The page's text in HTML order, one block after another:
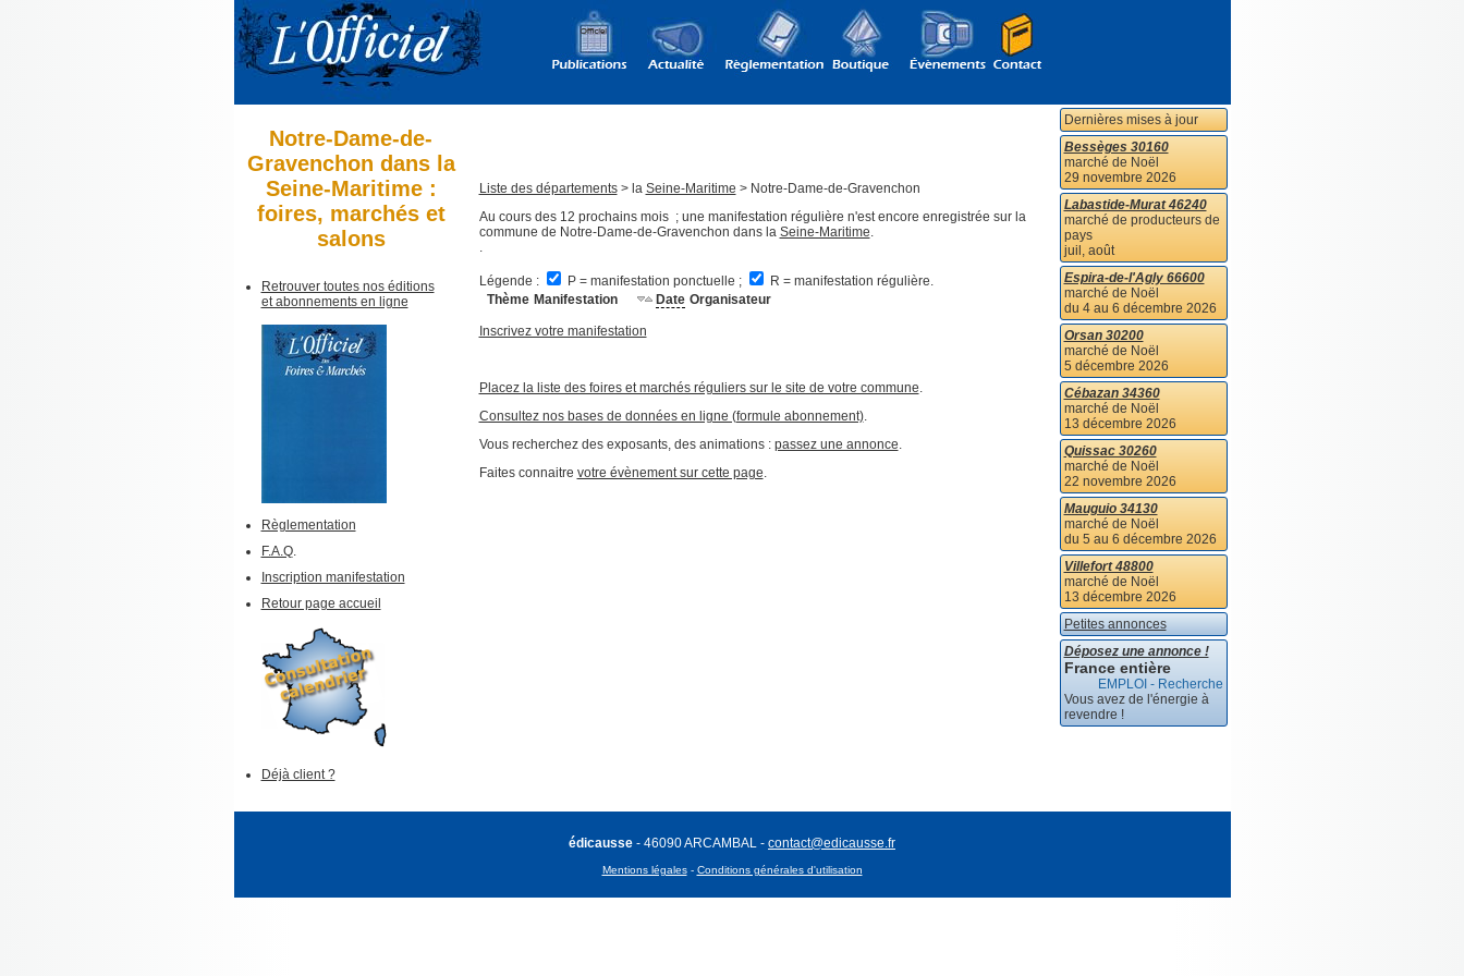
Notre-Dame-de-
Gravenchon dans la
Seine-Maritime :
foires, marchés et
salons
Retrouver toutes nos éditions
et abonnements en ligne
Règlementation
F.A.Q.
Inscription manifestation
Retour page accueil
Déjà client ?
Liste des départements> la Seine-Maritime > Notre-Dame-de-Gravenchon
Au cours des 12 prochains mois ; une manifestation régulière n'est encore enregistrée sur la
commune de Notre-Dame-de-Gravenchon dans la Seine-Maritime.
.
Légende : P = manifestation ponctuelle ;
R = manifestation régulière.
Thème Manifestation Date Organisateur
Inscrivez votre manifestation
Placez la liste des foires et marchés réguliers sur le site de votre commune.
Consultez nos bases de données en ligne (formule abonnement).
Vous recherchez des exposants, des animations : passez une annonce.
Faites connaitre votre évènement sur cette page.
Dernières mises à jour
Bessèges 30160
marché de Noël
29 novembre 2026
Labastide-Murat 46240
marché de producteurs de
pays
juil, août
Espira-de-l'Agly 66600
marché de Noël
du 4 au 6 décembre 2026
Orsan 30200
marché de Noël
5 décembre 2026
Cébazan 34360
marché de Noël
13 décembre 2026
Quissac 30260
marché de Noël
22 novembre 2026
Mauguio 34130
marché de Noël
du 5 au 6 décembre 2026
Villefort 48800
marché de Noël
13 décembre 2026
Petites annonces
Déposez une annonce !
France entière
EMPLOI - Recherche
Vous avez de l'énergie à
revendre !
édicausse - 46090 ARCAMBAL - contact@edicausse.fr
Mentions légales- Conditions générales d'utilisation